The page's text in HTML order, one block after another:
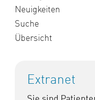
Neuigkeiten
Suche
Übersicht
Extranet